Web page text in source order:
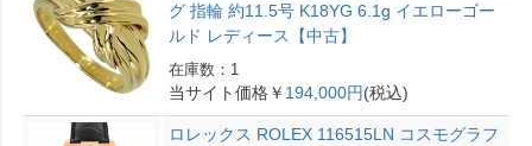
グ 指輪 約11.5号 K18YG 6.1g イエローゴー
ルド レディース【中古】
在庫数：1
当サイト価格￥ 194,000円(税込)
ロレックス ROLEX 116515LN コスモグラフ